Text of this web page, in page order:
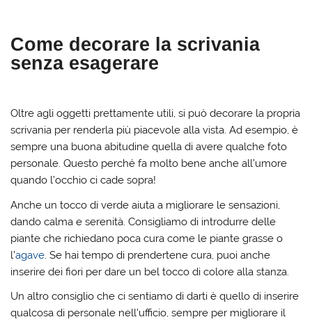
Come decorare la scrivania
senza esagerare
Oltre agli oggetti prettamente utili, si può decorare la propria
scrivania per renderla più piacevole alla vista. Ad esempio, è
sempre una buona abitudine quella di avere qualche foto
personale. Questo perché fa molto bene anche all’umore
quando l’occhio ci cade sopra!
Anche un tocco di verde aiuta a migliorare le sensazioni,
dando calma e serenità. Consigliamo di introdurre delle
piante che richiedano poca cura come le piante grasse o
l’agave. Se hai tempo di prendertene cura, puoi anche
inserire dei fiori per dare un bel tocco di colore alla stanza.
Un altro consiglio che ci sentiamo di darti è quello di inserire
qualcosa di personale nell’ufficio, sempre per migliorare il